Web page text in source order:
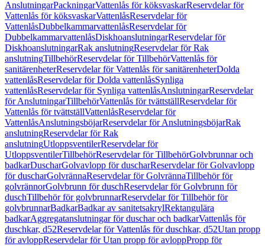
AnslutningarPackningarVattenlås för köksvaskarReservdelar för
Vattenlås för köksvaskarVattenlåsReservdelar för
VattenlåsDubbelkammarvattenlåsReservdelar för
DubbelkammarvattenlåsDiskhoanslutningarReservdelar för
DiskhoanslutningarRak anslutningReservdelar för Rak
anslutningTillbehörReservdelar för TillbehörVattenlås för
sanitärenheterReservdelar för Vattenlås för sanitärenheterDolda
vattenlåsReservdelar för Dolda vattenlåsSynliga
vattenlåsReservdelar för Synliga vattenlåsAnslutningarReservdelar
för AnslutningarTillbehörVattenlås för tvättställReservdelar för
Vattenlås för tvättställVattenlåsReservdelar för
VattenlåsAnslutningsböjarReservdelar för AnslutningsböjarRak
anslutningReservdelar för Rak
anslutningUtloppsventilerReservdelar för
UtloppsventilerTillbehörReservdelar för TillbehörGolvbrunnar och
badkarDuscharGolvavlopp för duscharReservdelar för Golvavlopp
för duscharGolvrännaReservdelar för GolvrännaTillbehör för
golvrännorGolvbrunn för duschReservdelar för Golvbrunn för
duschTillbehör för golvbrunnarReservdelar för Tillbehör för
golvbrunnarBadkarBadkar av sanitetsakrylRektangulära
badkarAggregatanslutningar för duschar och badkarVattenlås för
duschkar, d52Reservdelar för Vattenlås för duschkar, d52Utan propp
för avloppReservdelar för Utan propp för avloppPropp för